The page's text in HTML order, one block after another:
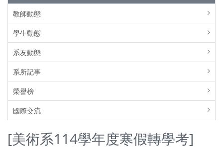
教師動態
學生動態
系友動態
系所記事
榮譽榜
國際交流
[美術系114學年度寒假轉學考]